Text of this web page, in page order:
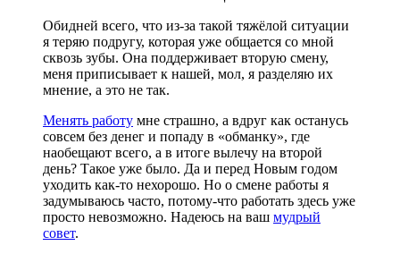
Обидней всего, что из-за такой тяжёлой ситуации
я теряю подругу, которая уже общается со мной
сквозь зубы. Она поддерживает вторую смену,
меня приписывает к нашей, мол, я разделяю их
мнение, а это не так.
Менять работу мне страшно, а вдруг как останусь
совсем без денег и попаду в «обманку», где
наобещают всего, а в итоге вылечу на второй
день? Такое уже было. Да и перед Новым годом
уходить как-то нехорошо. Но о смене работы я
задумываюсь часто, потому-что работать здесь уже
просто невозможно. Надеюсь на ваш мудрый
совет.